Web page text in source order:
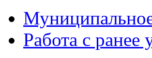
Работа с